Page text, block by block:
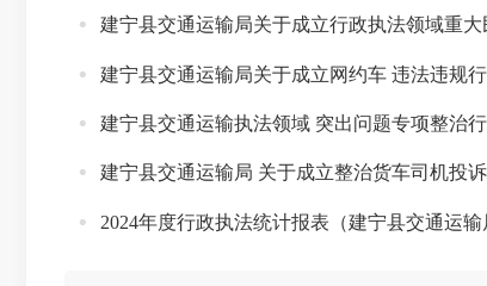
建宁县交通运输局关于成立行政执法领域重
建宁县交通运输局关于成立网约车 违法违规
建宁县交通运输执法领域 突出问题专项整治
建宁县交通运输局 关于成立整治货车司机投
2024年度行政执法统计报表（建宁县交通运输